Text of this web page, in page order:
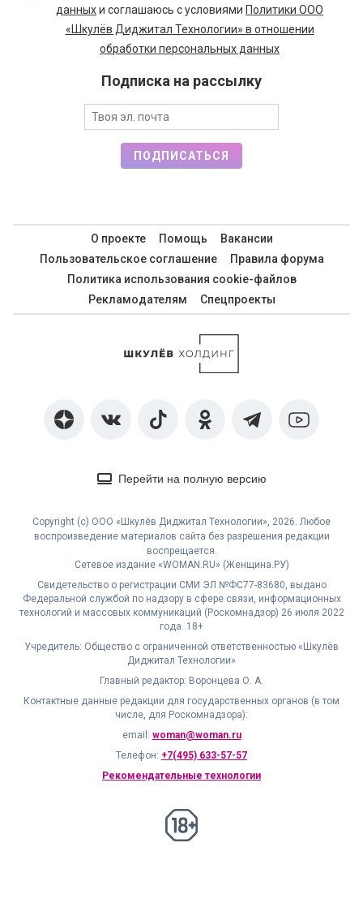
данныхи соглашаюсь с условиями Политики ООО
«Шкулёв Диджитал Технологии» в отношении
обработки персональных данных
Подписка на рассылку
ПОДПИСАТЬСЯ
О проекте Помощь
Вакансии
Пользовательское соглашение
Правила форума
Политика использования cookie-файлов
Рекламодателям
Спецпроекты
Перейти на полную версию
Copyright (с) ООО «Шкулёв Диджитал Технологии», 2026. Любое
воспроизведение материалов сайта без разрешения редакции
воспрещается.
Сетевое издание «WOMAN.RU» (Женщина.РУ)
Свидетельство о регистрации СМИ ЭЛ №ФС77-83680, выдано
Федеральной службой по надзору в сфере связи, информационных
технологий и массовых коммуникаций (Роскомнадзор) 26 июля 2022
года. 18+
Учредитель: Общество с ограниченной ответственностью «Шкулёв
Диджитал Технологии»
Главный редактор: Воронцева О. А.
Контактные данные редакции для государственных органов (в том
числе, для Роскомнадзора):
email: woman@woman.ru
Телефон: +7(495) 633-57-57
Рекомендательные технологии
18+